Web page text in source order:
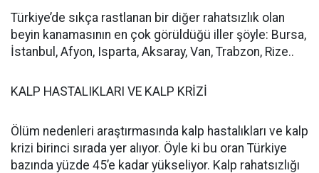
Türkiye’de sıkça rastlanan bir diğer rahatsızlık olan
beyin kanamasının en çok görüldüğü iller şöyle: Bursa,
İstanbul, Afyon, Isparta, Aksaray, Van, Trabzon, Rize..
KALP HASTALIKLARI VE KALP KRİZİ
Ölüm nedenleri araştırmasında kalp hastalıkları ve kalp
krizi birinci sırada yer alıyor. Öyle ki bu oran Türkiye
bazında yüzde 45’e kadar yükseliyor. Kalp rahatsızlığı